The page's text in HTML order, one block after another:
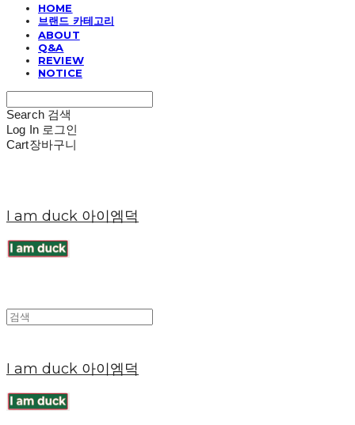
HOME
브랜드 카테고리
ABOUT
Q&A
REVIEW
NOTICE
Search 검색
Log In 로그인
Cart장바구니
I am duck 아이엠덕
I am duck 아이엠덕